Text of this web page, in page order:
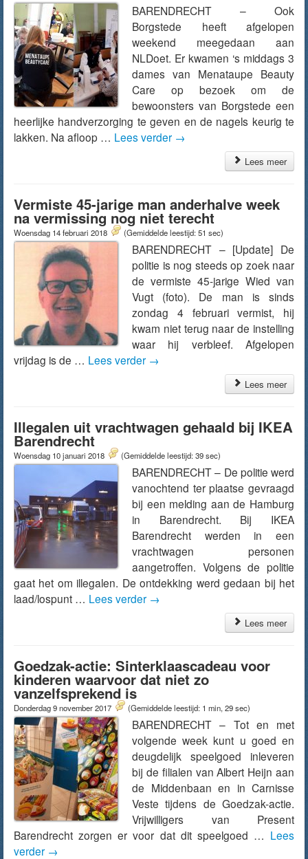
BARENDRECHT – Ook
Borgstede heeft afgelopen
weekend meegedaan aan
NLDoet. Er kwamen ‘s middags 3
dames van Menataupe Beauty
Care op bezoek om de
bewoonsters van Borgstede een
heerlijke handverzorging te geven en de nagels keurig te
lakken. Na afloop … Lees verder →
Lees meer
Vermiste 45-jarige man anderhalve week
na vermissing nog niet terecht
Woensdag 14 februari 2018 (Gemiddelde leestijd: 51 sec)
BARENDRECHT – [Update] De
politie is nog steeds op zoek naar
de vermiste 45-jarige Wied van
Vugt (foto). De man is sinds
zondag 4 februari vermist, hij
kwam niet terug naar de instelling
waar hij verbleef. Afgelopen
vrijdag is de … Lees verder →
Lees meer
Illegalen uit vrachtwagen gehaald bij IKEA
Barendrecht
Woensdag 10 januari 2018 (Gemiddelde leestijd: 39 sec)
BARENDRECHT – De politie werd
vanochtend ter plaatse gevraagd
bij een melding aan de Hamburg
in Barendrecht. Bij IKEA
Barendrecht werden in een
vrachtwagen personen
aangetroffen. Volgens de politie
gaat het om illegalen. De ontdekking werd gedaan bij het
laad/lospunt … Lees verder →
Lees meer
Goedzak-actie: Sinterklaascadeau voor
kinderen waarvoor dat niet zo
vanzelfsprekend is
Donderdag 9 november 2017 (Gemiddelde leestijd: 1 min, 29 sec)
BARENDRECHT – Tot en met
volgende week kunt u goed en
deugdelijk speelgoed inleveren
bij de filialen van Albert Heijn aan
de Middenbaan en in Carnisse
Veste tijdens de Goedzak-actie.
Vrijwilligers van Present
Barendrecht zorgen er voor dat dit speelgoed … Lees
verder →